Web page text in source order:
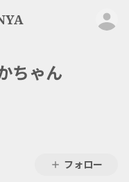
ちゃん
フォロー